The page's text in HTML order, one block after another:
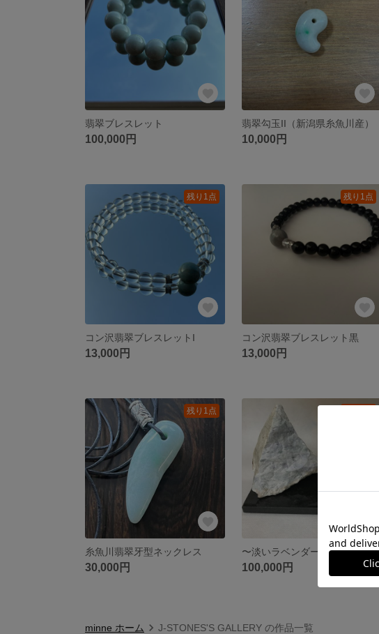
翡翠ブレスレット
100,000円
翡翠勾玉II（新潟県糸魚川産）
10,000円
残り1点
コン沢翡翠ブレスレットI
13,000円
残り1点
コン沢翡翠ブレスレット黒
13,000円
残り1点
糸魚川翡翠牙型ネックレス
30,000円
〜淡いラベンダー 原石と丸玉〜 糸魚川産
100,000円
minne ホーム J-STONES'S GALLERY の作品一覧